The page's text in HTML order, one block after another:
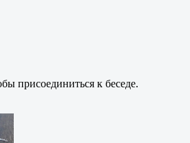
присоединиться к беседе.